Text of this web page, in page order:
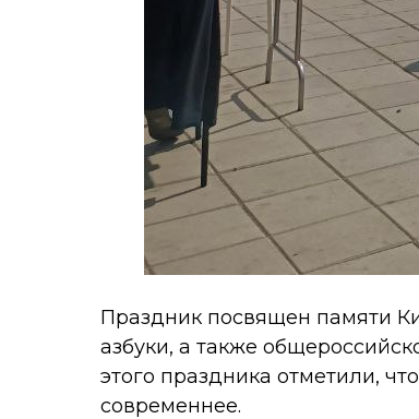
Праздник посвящен памяти
азбуки, а также
этого праздника отметили,
современнее.